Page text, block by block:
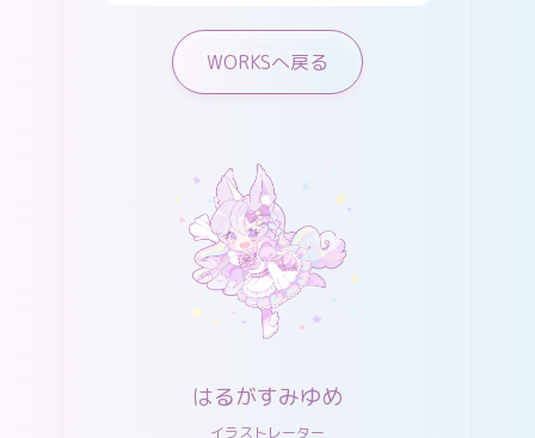
WORKSへ戻る
はるがすみゆめ
イラストレーター